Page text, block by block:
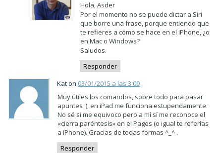
Hola, Asder
Por el momento no se puede dictar a Siri
que borre una frase, porque entiendo que
te refieres a cómo se hace en el iPhone, ¿o
en Mac o Windows?
Saludos.
Responder
Kat on 03/01/2015 a las 3:09
Muy útiles los comandos, sobre todo para pasar
apuntes :), en iPad me funciona estupendamente.
No sé si me equivoco pero a mí sí me reconoce el
«cierra paréntesis» en el Pages (o igual te referías
a iPhone). Gracias de todas formas ^_^ .
Responder